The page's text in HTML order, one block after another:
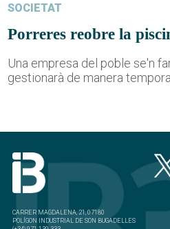
SOCIETAT
Porreres reobre la
Una empresa del poble se'n
gestionarà de manera
CARRER MAGDALENA, 21, 07180
POLÍGON INDUSTRIAL DE SON BUGADELLES